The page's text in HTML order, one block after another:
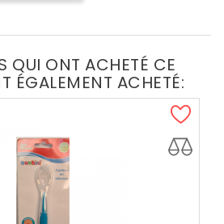
QUI ONT ACHETÉ CE
ÉGALEMENT ACHETÉ: